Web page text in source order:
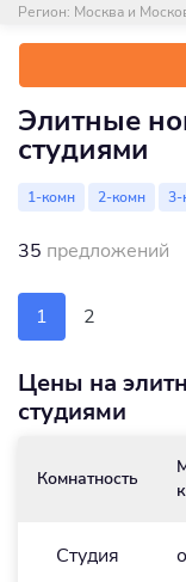
Регион: Москва и
Элитные
студиями
1-комн 2-комн 3-
35 предложений
1 2
Цены на
студиями
Комнатность
Студия